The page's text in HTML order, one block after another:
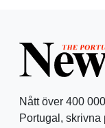
Nått över 400
Portugal,